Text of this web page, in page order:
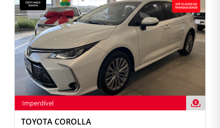
Imperdível
TOYOTA COROLLA